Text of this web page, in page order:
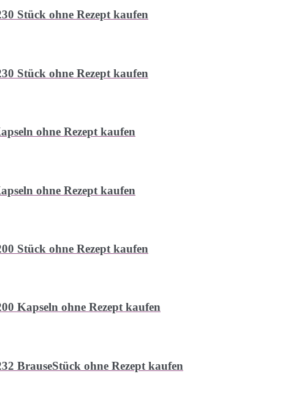
Stück ohne Rezept kaufen
Stück ohne Rezept kaufen
ohne Rezept kaufen
ohne Rezept kaufen
Stück ohne Rezept kaufen
Kapseln ohne Rezept kaufen
BrauseStück ohne Rezept kaufen